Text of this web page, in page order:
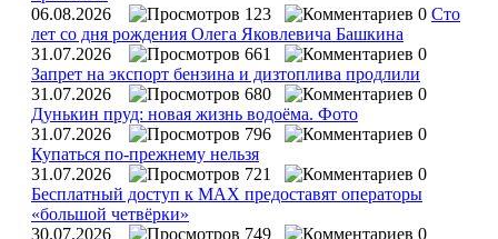
06.08.2026
123 0 Сто
лет со дня рождения Олега Яковлевича Башкина
31.07.2026
661
0
Запрет на экспорт бензина и дизтоплива продлили
31.07.2026
680
0
Дунькин пруд: новая жизнь водоёма. Фото
31.07.2026
796
0
Купаться по‑прежнему нельзя
31.07.2026
721
0
Бесплатный доступ к MAX предоставят операторы
«большой четвёрки»
30.07.2026
749
0